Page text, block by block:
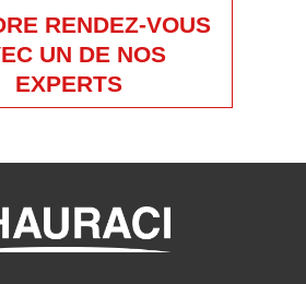
RENDEZ-VOUS
UN DE NOS
EXPERTS